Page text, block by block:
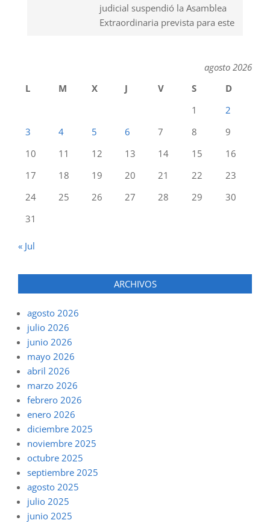
judicial suspendió la Asamblea
Extraordinaria prevista para este
agosto 2026
L
M X J V S
D
1
2
3
4 5 6 7 8
9
10
11 12 13 14 15
16
17
18 19 20 21 22
23
24
25 26 27 28 29
30
31
« Jul
ARCHIVOS
agosto 2026
julio 2026
junio 2026
mayo 2026
abril 2026
marzo 2026
febrero 2026
enero 2026
diciembre 2025
noviembre 2025
octubre 2025
septiembre 2025
agosto 2025
julio 2025
junio 2025